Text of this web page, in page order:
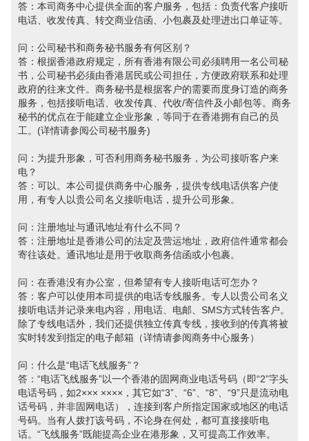
答：本司商务中心提供全面的客户服务，包括：负责代客户接听
电话、收发传真、转交商业信函、小包裹及处理进出口单证等。
问：公司秘书和商务秘书服务有何区别？
答：根据香港政府规定，所有香港有限公司必须聘用一名公司秘
书，公司秘书必须由香港居民或公司担任，方便政府联系和处理
政府的往来文件。商务秘书是根据客户的需要而度身订造的商务
服务，包括接听电话、收发传真、代收/寄信件及小邮包等。商务
秘书的优点在于能建立企业形象，等同于在香港拥有自己的员
工。(详情请参阅公司秘书服务)
问：为提升形象，可否利用商务秘书服务，为公司接听客户来
电？
答：可以。本公司提供商务中心服务，提供专线电话供客户使
用，有专人以贵公司名义接听电话，提升公司形象。
问：注册地址与通讯地址有什么不同？
答：注册地址是香港公司的法定及营运地址，政府信件通常都会
寄往该处。通讯地址是用于收取商务信函或小包裹。
问：在香港没有办公室，但希望有专人接听电话可怎办？
答：客户可以使用本司提供的电话专线服务。专人以贵公司名义
接听电话并记录来电内容，用电话、电邮、SMS方式转告客户。
除了专线电话外，我们还提供独立传真专线，接收到的传真将被
实时转发到指定的电子邮箱（详情请参阅商务中心服务）
问：什么是“电话飞线服务”？
答：“电话飞线服务”以一个香港的固网商业电话号码（即“2”字头
电话号码，如2××× ××××，其它如“3”、“6”、“8”、“9”只是流动电
话号码，并非固网电话），连接到客户所指定国家或地区的电话
号码。当有人拨打该号码，不论身在何处，都可直接接听电
话。“飞线服务”既能提高企业在港形象，又可提高工作效率。